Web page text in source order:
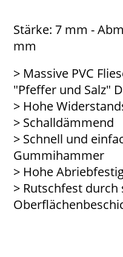
Stärke: 7 mm -
mm
> Massive PVC
"Pfeffer und Salz"
> Hohe
> Schalldämmend
> Schnell und
Gummihammer
> Hohe
> Rutschfest durch